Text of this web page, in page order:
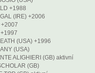
+1988
(IRE) +2006
+2007
(USA) +1996
(USA)
ALIGHIERI (GB) aktivní
(GB)